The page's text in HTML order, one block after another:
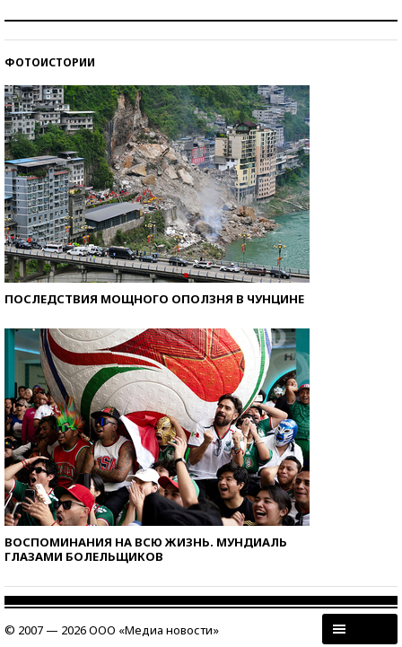
ФОТОИСТОРИИ
ПОСЛЕДСТВИЯ МОЩНОГО ОПОЛЗНЯ В ЧУНЦИНЕ
ВОСПОМИНАНИЯ НА ВСЮ ЖИЗНЬ. МУНДИАЛЬ
ГЛАЗАМИ БОЛЕЛЬЩИКОВ
© 2007 — 2026 ООО «Медиа новости»